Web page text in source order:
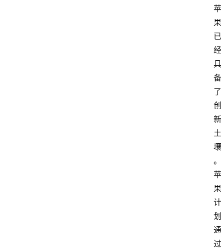
苹
果
已
经
具
备
了
创
新
土
壤
。
苹
果
计
划
通
过